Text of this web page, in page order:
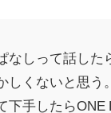
なしって話し
くないと思う。
下手したら